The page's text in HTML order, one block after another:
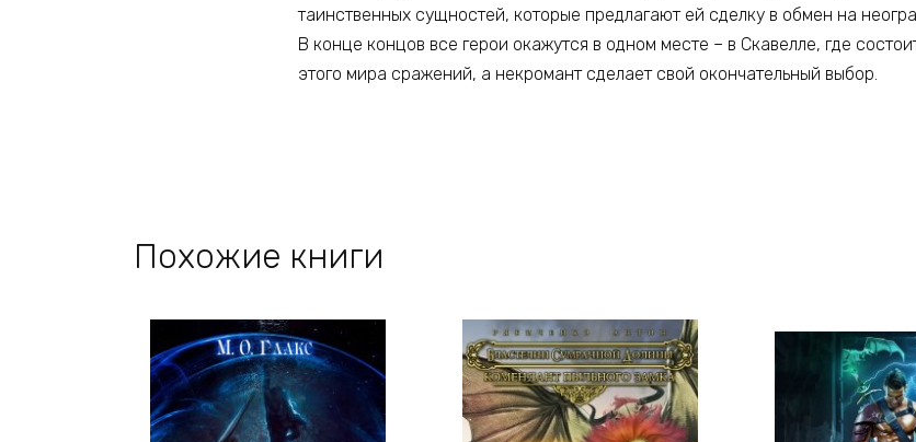
таинственных сущностей, которые предлагают ей сделку в обмен на
В конце концов все герои окажутся в одном месте – в Скавелле, где
этого мира сражений, а некромант сделает свой окончательный выбор.
Похожие книги